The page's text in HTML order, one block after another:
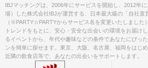
IBJマッチングは、2006年にサービスを開始し、2012年
場）した株式会社IBJが運営する、日本最大級の「自社直
（※PARTY☆PARTYからサービス名を変更いたしました
トレンドをもとに、安心・安全な出会いの環境をお届け
るイベントから、年代や趣味などの条件であなたにぴっ
ンを簡単に探せます。東京、大阪、名古屋、福岡をはじ
近隣の飲食店等で、あなたの出会いをサポートします。